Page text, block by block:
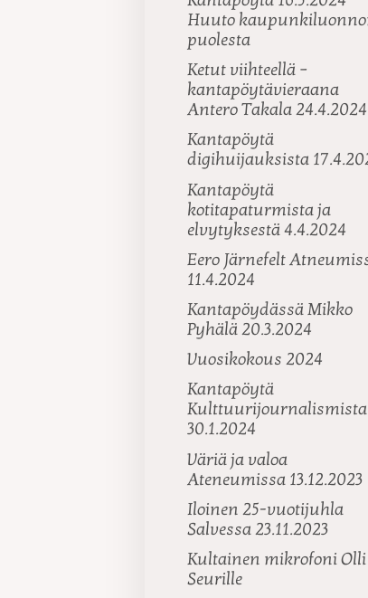
Huuto
puolesta
Ketut viihteellä –
kantapöytävieraana
Antero Takala 24.4.2024
Kantapöytä
digihuijauksista
Kantapöytä
kotitapaturmista ja
elvytyksestä 4.4.2024
Eero Järnefelt
11.4.2024
Kantapöydässä Mikko
Pyhälä 20.3.2024
Vuosikokous 2024
Kantapöytä
Kulttuurijournalismista
30.1.2024
Väriä ja valoa
Ateneumissa 13.12.2023
Iloinen 25-vuotijuhla
Salvessa 23.11.2023
Kultainen mikrofoni Olli
Seurille